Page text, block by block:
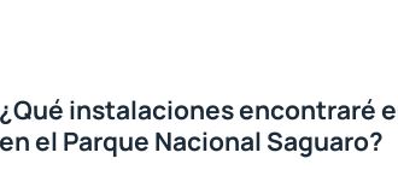
¿Qué instalaciones encontraré
en el Parque Nacional Saguaro?